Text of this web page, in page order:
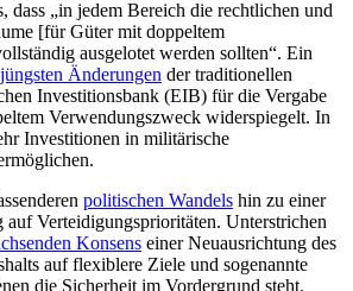
dass „in jedem Bereich die rechtlichen und
[für Güter mit doppeltem
ausgelotet werden sollten“. Ein
jüngsten Änderungen der traditionellen
Investitionsbank (EIB) für die Vergabe
Verwendungszweck widerspiegelt. In
Investitionen in militärische
politischen Wandels hin zu einer
auf Verteidigungsprioritäten. Unterstrichen
Konsens einer Neuausrichtung des
auf flexiblere Ziele und sogenannte
die Sicherheit im Vordergrund steht.